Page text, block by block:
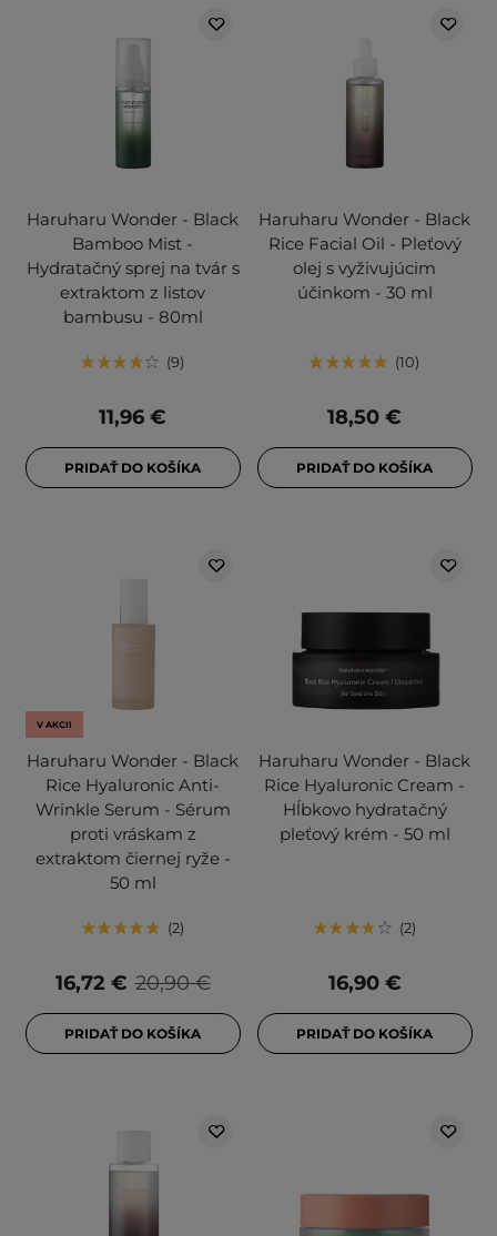
Haruharu Wonder - Black
Bamboo Mist -
Hydratačný sprej na tvár s
extraktom z listov
bambusu - 80ml
9
11,96 €
PRIDAŤ DO KOŠÍKA
Haruharu Wonder - Black
Rice Facial Oil - Pleťový
olej s vyživujúcim
účinkom - 30 ml
10
18,50 €
PRIDAŤ DO KOŠÍKA
V AKCII
Haruharu Wonder - Black
Rice Hyaluronic Anti-
Wrinkle Serum - Sérum
proti vráskam z
extraktom čiernej ryže -
50 ml
2
20,90 €
16,72 €
PRIDAŤ DO KOŠÍKA
Haruharu Wonder - Black
Rice Hyaluronic Cream -
Hĺbkovo hydratačný
pleťový krém - 50 ml
2
16,90 €
PRIDAŤ DO KOŠÍKA